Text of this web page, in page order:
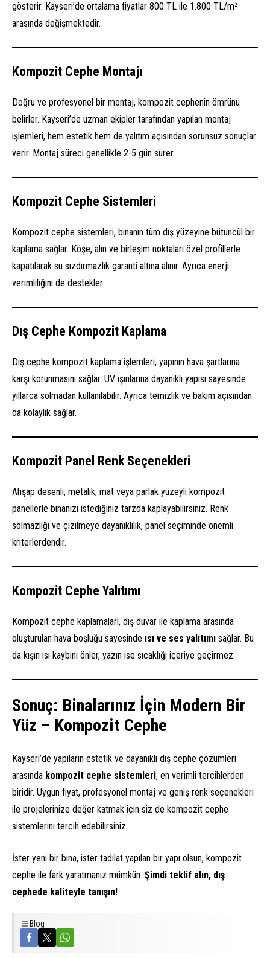
gösterir. Kayseri’de ortalama fiyatlar 800 TL ile 1.800 TL/m²
arasında değişmektedir.
Kompozit Cephe Montajı
Doğru ve profesyonel bir montaj, kompozit cephenin ömrünü
belirler. Kayseri’de uzman ekipler tarafından yapılan montaj
işlemleri, hem estetik hem de yalıtım açısından sorunsuz sonuçlar
verir. Montaj süreci genellikle 2-5 gün sürer.
Kompozit Cephe Sistemleri
Kompozit cephe sistemleri, binanın tüm dış yüzeyine bütüncül bir
kaplama sağlar. Köşe, alın ve birleşim noktaları özel profillerle
kapatılarak su sızdırmazlık garanti altına alınır. Ayrıca enerji
verimliliğini de destekler.
Dış Cephe Kompozit Kaplama
Dış cephe kompozit kaplama işlemleri, yapının hava şartlarına
karşı korunmasını sağlar. UV ışınlarına dayanıklı yapısı sayesinde
yıllarca solmadan kullanılabilir. Ayrıca temizlik ve bakım açısından
da kolaylık sağlar.
Kompozit Panel Renk Seçenekleri
Ahşap desenli, metalik, mat veya parlak yüzeyli kompozit
panellerle binanızı istediğiniz tarzda kaplayabilirsiniz. Renk
solmazlığı ve çizilmeye dayanıklılık, panel seçiminde önemli
kriterlerdendir.
Kompozit Cephe Yalıtımı
Kompozit cephe kaplamaları, dış duvar ile kaplama arasında
oluşturulan hava boşluğu sayesinde ısı ve ses yalıtımı sağlar. Bu
da kışın ısı kaybını önler, yazın ise sıcaklığı içeriye geçirmez.
Sonuç: Binalarınız İçin Modern Bir
Yüz – Kompozit Cephe
Kayseri’de yapıların estetik ve dayanıklı dış cephe çözümleri
arasında kompozit cephe sistemleri, en verimli tercihlerden
biridir. Uygun fiyat, profesyonel montaj ve geniş renk seçenekleri
ile projelerinize değer katmak için siz de kompozit cephe
sistemlerini tercih edebilirsiniz.
İster yeni bir bina, ister tadilat yapılan bir yapı olsun, kompozit
cephe ile fark yaratmanız mümkün. Şimdi teklif alın, dış
cephede kaliteyle tanışın!
Blog